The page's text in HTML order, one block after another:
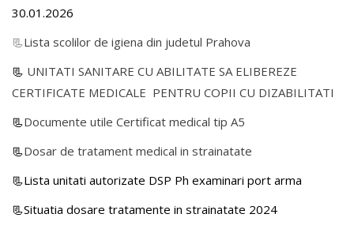
30.01.2026
📃Lista scolilor de igiena din judetul Prahova
📃 UNITATI SANITARE CU ABILITATE SA ELIBEREZE
CERTIFICATE MEDICALE PENTRU COPII CU DIZABILITATI
📃Documente utile Certificat medical tip A5
📃Dosar de tratament medical in strainatate
📃Lista unitati autorizate DSP Ph examinari port arma
📃Situatia dosare tratamente in strainatate 2024